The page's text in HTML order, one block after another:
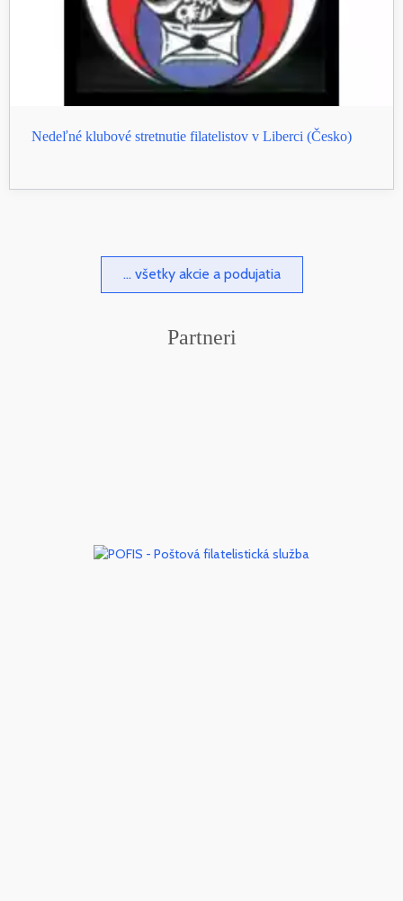
Nedeľné klubové stretnutie filatelistov v Liberci (Česko)
... všetky akcie a podujatia
Partneri